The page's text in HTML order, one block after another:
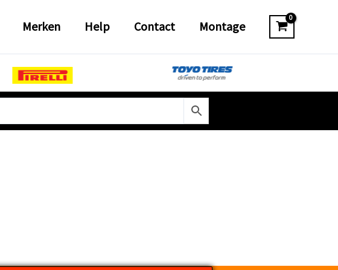
Merken Help Contact Montage